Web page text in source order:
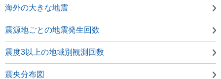
海外の大きな地震
震源地ごとの地震発生回数
震度3以上の地域別観測回数
震央分布図